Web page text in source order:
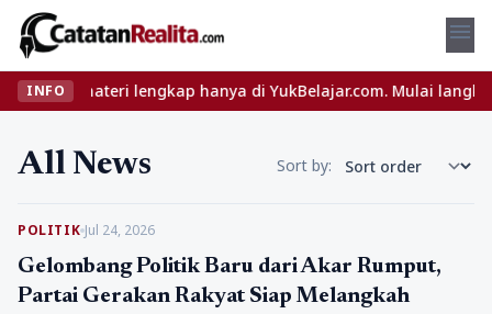
menu
INFO
materi lengkap hanya di YukBelajar.com. Mulai langkah
All News Sort by:
POLITIK Jul 24, 2026
Gelombang Politik Baru dari Akar Rumput,
Partai Gerakan Rakyat Siap Melangkah